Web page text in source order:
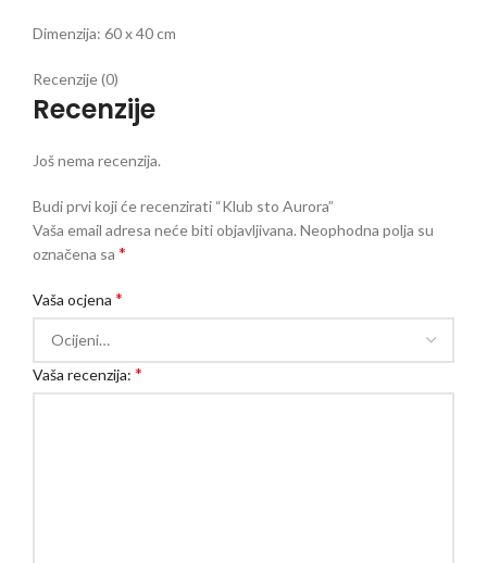
Dimenzija: 60 x 40 cm
Recenzije (0)
Recenzije
Još nema recenzija.
Budi prvi koji će recenzirati “Klub sto Aurora”
Vaša email adresa neće biti objavljivana.Neophodna polja su
označena sa *
Vaša ocjena *
Vaša recenzija: *